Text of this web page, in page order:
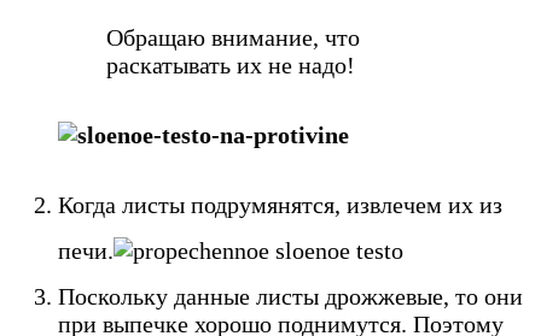
Обращаю внимание, что
раскатывать их не надо!
Когда листы подрумянятся, извлечем их из
печи.
Поскольку данные листы дрожжевые, то они
при выпечке хорошо поднимутся. Поэтому